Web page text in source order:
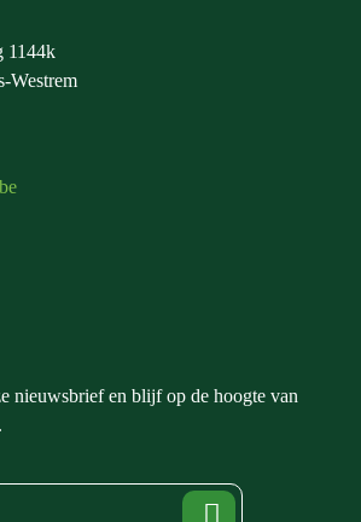
1144k
Westrem
nieuwsbrief en blijf op de hoogte van